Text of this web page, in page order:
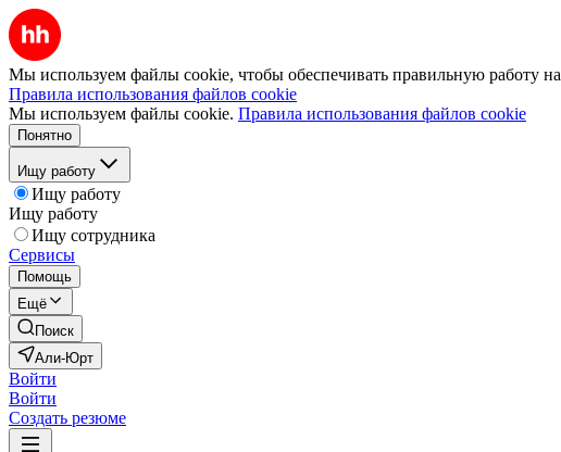
Мы используем файлы cookie, чтобы обеспечивать правильную работу
Правила использования файлов cookie
Мы используем файлы cookie. Правила использования файлов cookie
Понятно
Ищу работу
Ищу работу
Ищу работу
Ищу сотрудника
Сервисы
Помощь
Ещё
Поиск
Али-Юрт
Войти
Войти
Создать резюме